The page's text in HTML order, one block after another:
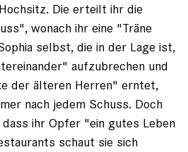
Die erteilt ihr die
wonach ihr eine "Träne
selbst, die in der Lage ist,
aufzubrechen und
der älteren Herren" erntet,
nach jedem Schuss. Doch
ihr Opfer "ein gutes Leben
schaut sie sich